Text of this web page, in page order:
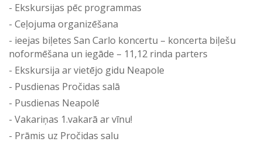
Ekskursijas pēc programmas
Ceļojuma organizēšana
ieejas biļetes San Carlo koncertu – koncerta biļešu
noformēšana un iegāde – 11,12 rinda parters
Ekskursija ar vietējo gidu Neapole
Pusdienas Pročidas salā
Pusdienas Neapolē
Vakariņas 1.vakarā ar vīnu!
Prāmis uz Pročidas salu